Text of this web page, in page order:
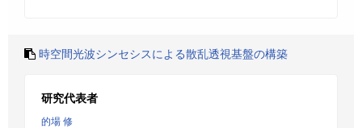
時空間光波シンセシスによる散乱透視基盤の構築
研究代表者
的場 修